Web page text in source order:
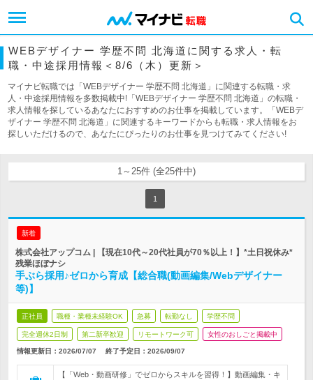
WEBデザイナー 学歴不問 北海道に関する求人・転
職・中途採用情報＜8/6（木）更新＞
マイナビ転職では「WEBデザイナー 学歴不問 北海道」に関連する転職・求
人・中途採用情報を多数掲載中!「WEBデザイナー 学歴不問 北海道」の転職・
求人情報を探しているあなたにおすすめのお仕事を掲載しています。「WEBデ
ザイナー 学歴不問 北海道」に関連するキーワードからも転職・求人情報をお
探しいただけるので、あなたにぴったりのお仕事を見つけてみてください!
1～25件 (全25件中)
1
新着
株式会社アップコム | 【現在10代～20代社員が70％以上！】*土日祝休み*
残業ほぼナシ
手ぶら採用♪ゼロから育成【総合職(動画編集/Webデザイナー
等)】
正社員 職種・業種未経験OK 急募 転勤なし 学歴不問
完全週休2日制 第二新卒歓迎 リモートワーク可 女性のおしごと掲載中
情報更新日：2026/07/07 終了予定日： 2026/09/07
【「Web・動画研修」でゼロからスキルを習得！】動画編集・キ